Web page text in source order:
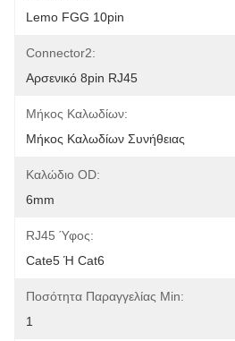
Lemo FGG 10pin
Connector2:
Αρσενικό 8pin RJ45
Μήκος Καλωδίων:
Μήκος Καλωδίων Συνήθειας
Καλώδιο OD:
6mm
RJ45 Ύφος:
Cate5 Ή Cat6
Ποσότητα Παραγγελίας Min:
1